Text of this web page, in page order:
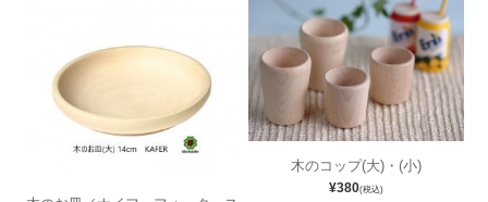
木のコップ(大)・(小)
¥380(税込)